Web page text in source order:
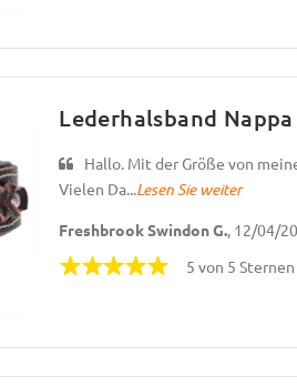
Lederhalsband
Hallo. Mit der Größe von
Vielen Da...Lesen Sie weiter
Freshbrook Swindon G., 12/04/
5 von 5 Sternen